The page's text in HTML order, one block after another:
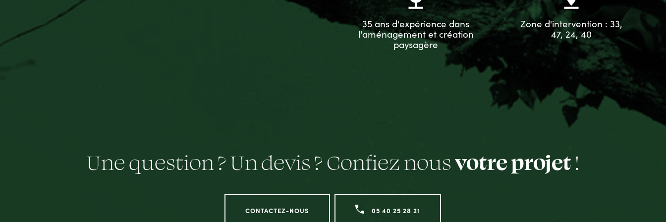
35 ans d'expérience dans
l'aménagement et création
paysagère
Zone d'intervention : 33,
47, 24, 40
Une question ? Un devis ? Confiez nousvotre projet!
CONTACTEZ-NOUS 05 40 25 28 21